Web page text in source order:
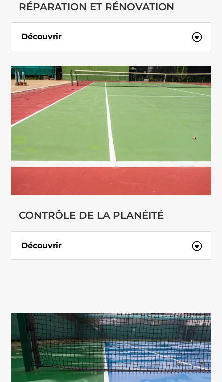
RÉPARATION ET RÉNOVATION
Découvrir
CONTRÔLE DE LA PLANÉITÉ
Découvrir